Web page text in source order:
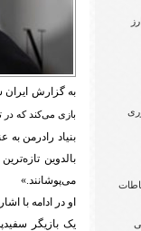
به گزارش ایران
بازی می‌کند که
بنیاد رادرمن
بالدوین
می‌پوشانند.»
او در ادامه
یک بازیگر